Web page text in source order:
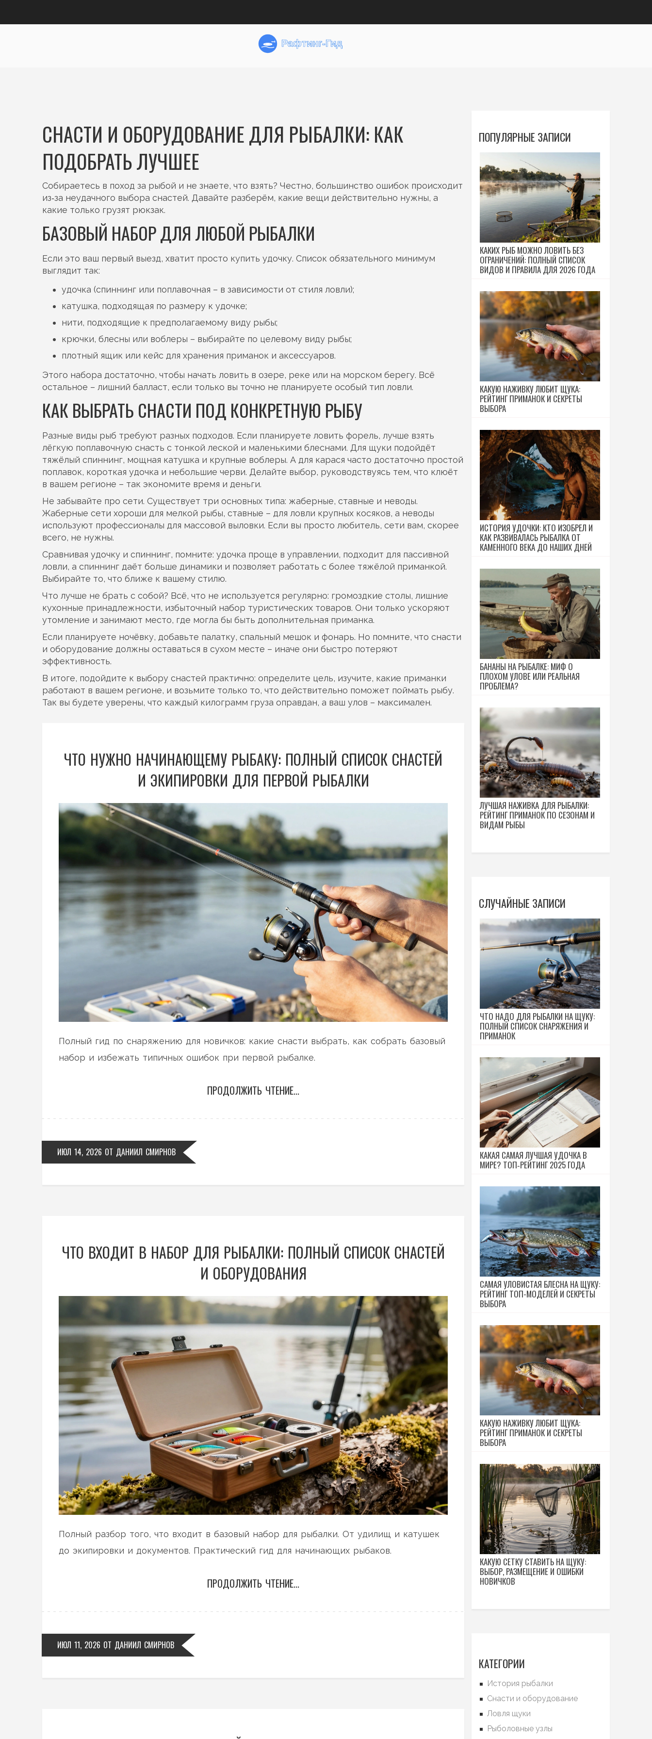
СНАСТИ И ОБОРУДОВАНИЕ ДЛЯ РЫБАЛКИ: КАК
ПОДОБРАТЬ ЛУЧШЕЕ
Собираетесь в поход за рыбой и не знаете, что взять? Честно, большинство ошибок происходит
из‑за неудачного выбора снастей. Давайте разберём, какие вещи действительно нужны, а
какие только грузят рюкзак.
БАЗОВЫЙ НАБОР ДЛЯ ЛЮБОЙ РЫБАЛКИ
Если это ваш первый выезд, хватит просто купить удочку. Список обязательного минимум
выглядит так:
удочка (спиннинг или поплавочная – в зависимости от стиля ловли);
катушка, подходящая по размеру к удочке;
нити, подходящие к предполагаемому виду рыбы;
крючки, блесны или воблеры – выбирайте по целевому виду рыбы;
плотный ящик или кейс для хранения приманок и аксессуаров.
Этого набора достаточно, чтобы начать ловить в озере, реке или на морском берегу. Всё
остальное – лишний балласт, если только вы точно не планируете особый тип ловли.
КАК ВЫБРАТЬ СНАСТИ ПОД КОНКРЕТНУЮ РЫБУ
Разные виды рыб требуют разных подходов. Если планируете ловить форель, лучше взять
лёгкую поплавочную снасть с тонкой леской и маленькими блеснами. Для щуки подойдёт
тяжёлый спиннинг, мощная катушка и крупные воблеры. А для карася часто достаточно простой
поплавок, короткая удочка и небольшие черви. Делайте выбор, руководствуясь тем, что клюёт
в вашем регионе – так экономите время и деньги.
Не забывайте про сети. Существует три основных типа: жаберные, ставные и неводы.
Жаберные сети хороши для мелкой рыбы, ставные – для ловли крупных косяков, а неводы
используют профессионалы для массовой выловки. Если вы просто любитель, сети вам, скорее
всего, не нужны.
Сравнивая удочку и спиннинг, помните: удочка проще в управлении, подходит для пассивной
ловли, а спиннинг даёт больше динамики и позволяет работать с более тяжёлой приманкой.
Выбирайте то, что ближе к вашему стилю.
Что лучше не брать с собой? Всё, что не используется регулярно: громоздкие столы, лишние
кухонные принадлежности, избыточный набор туристических товаров. Они только ускоряют
утомление и занимают место, где могла бы быть дополнительная приманка.
Если планируете ночёвку, добавьте палатку, спальный мешок и фонарь. Но помните, что снасти
и оборудование должны оставаться в сухом месте – иначе они быстро потеряют
эффективность.
В итоге, подойдите к выбору снастей практично: определите цель, изучите, какие приманки
работают в вашем регионе, и возьмите только то, что действительно поможет поймать рыбу.
Так вы будете уверены, что каждый килограмм груза оправдан, а ваш улов – максимален.
ЧТО НУЖНО НАЧИНАЮЩЕМУ РЫБАКУ: ПОЛНЫЙ СПИСОК СНАСТЕЙ
И ЭКИПИРОВКИ ДЛЯ ПЕРВОЙ РЫБАЛКИ
Полный гид по снаряжению для новичков: какие снасти выбрать, как собрать базовый
набор и избежать типичных ошибок при первой рыбалке.
ПРОДОЛЖИТЬ ЧТЕНИЕ...
ИЮЛ 14, 2026 ОТ ДАНИИЛ СМИРНОВ
ЧТО ВХОДИТ В НАБОР ДЛЯ РЫБАЛКИ: ПОЛНЫЙ СПИСОК СНАСТЕЙ
И ОБОРУДОВАНИЯ
Полный разбор того, что входит в базовый набор для рыбалки. От удилищ и катушек
до экипировки и документов. Практический гид для начинающих рыбаков.
ПРОДОЛЖИТЬ ЧТЕНИЕ...
ИЮЛ 11, 2026 ОТ ДАНИИЛ СМИРНОВ
ПОПУЛЯРНЫЕ ЗАПИСИ
КАКИХ РЫБ МОЖНО ЛОВИТЬ БЕЗ
ОГРАНИЧЕНИЙ: ПОЛНЫЙ СПИСОК
ВИДОВ И ПРАВИЛА ДЛЯ 2026 ГОДА
КАКУЮ НАЖИВКУ ЛЮБИТ ЩУКА:
РЕЙТИНГ ПРИМАНОК И СЕКРЕТЫ
ВЫБОРА
ИСТОРИЯ УДОЧКИ: КТО ИЗОБРЕЛ И
КАК РАЗВИВАЛАСЬ РЫБАЛКА ОТ
КАМЕННОГО ВЕКА ДО НАШИХ ДНЕЙ
БАНАНЫ НА РЫБАЛКЕ: МИФ О
ПЛОХОМ УЛОВЕ ИЛИ РЕАЛЬНАЯ
ПРОБЛЕМА?
ЛУЧШАЯ НАЖИВКА ДЛЯ РЫБАЛКИ:
РЕЙТИНГ ПРИМАНОК ПО СЕЗОНАМ И
ВИДАМ РЫБЫ
СЛУЧАЙНЫЕ ЗАПИСИ
ЧТО НАДО ДЛЯ РЫБАЛКИ НА ЩУКУ:
ПОЛНЫЙ СПИСОК СНАРЯЖЕНИЯ И
ПРИМАНОК
КАКАЯ САМАЯ ЛУЧШАЯ УДОЧКА В
МИРЕ? ТОП‑РЕЙТИНГ 2025 ГОДА
САМАЯ УЛОВИСТАЯ БЛЕСНА НА ЩУКУ:
РЕЙТИНГ ТОП-МОДЕЛЕЙ И СЕКРЕТЫ
ВЫБОРА
КАКУЮ НАЖИВКУ ЛЮБИТ ЩУКА:
РЕЙТИНГ ПРИМАНОК И СЕКРЕТЫ
ВЫБОРА
КАКУЮ СЕТКУ СТАВИТЬ НА ЩУКУ:
ВЫБОР, РАЗМЕЩЕНИЕ И ОШИБКИ
НОВИЧКОВ
КАТЕГОРИИ
История рыбалки
Снасти и оборудование
Ловля щуки
Рыболовные узлы